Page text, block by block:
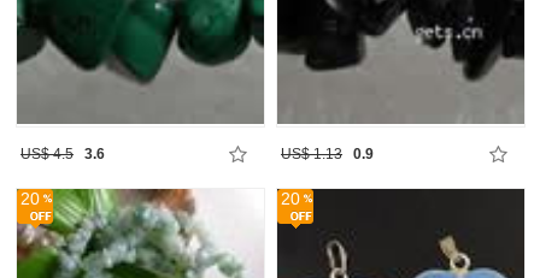
US$ 4.5 3.6 US$ 1.13 0.9
20 20